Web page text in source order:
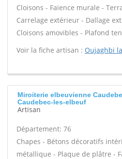
Cloisons - Faïence murale -
Carrelage extérieur - Dallage
Cloisons amovibles - Plafond
Voir la fiche artisan : Oujaghbi
Miroiterie elbeuvienne
Caudebec-les-elbeuf
Artisan
Département: 76
Chapes - Bétons décoratifs
métallique - Plaque de plâtre -